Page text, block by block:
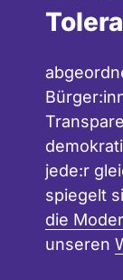
jede:r
spiegelt
die
unseren